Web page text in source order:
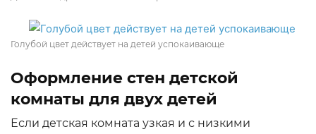
Голубой цвет действует на детей успокаивающе
Оформление стен детской
комнаты для двух детей
Если детская комната узкая и с низкими